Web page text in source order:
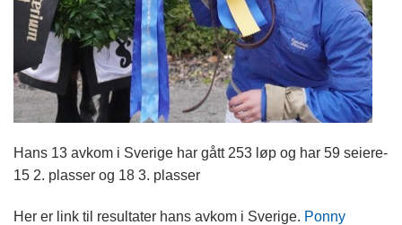
Hans 13 avkom i Sverige har gått 253 løp og har 59 seiere-
15 2. plasser og 18 3. plasser
Her er link til resultater hans avkom i Sverige. Ponny